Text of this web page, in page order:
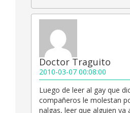
Doctor Traguito
2010-03-07 00:08:00
Luego de leer al gay que
compañeros le molestan
nalgas, leer que alguien va